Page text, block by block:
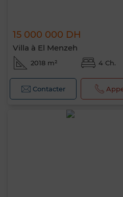
15 000 000 DH
Villa à El Menzeh
2018 m² 4 Ch.
Contacter